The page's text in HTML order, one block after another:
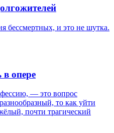
и это не шутка.
опере
— это вопрос
то как уйти
почти трагический